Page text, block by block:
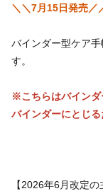
＼＼7月15日発売／
バインダー型ケア
す。
※こちらはバインダ
バインダーにとじる
【2026年6月改定の